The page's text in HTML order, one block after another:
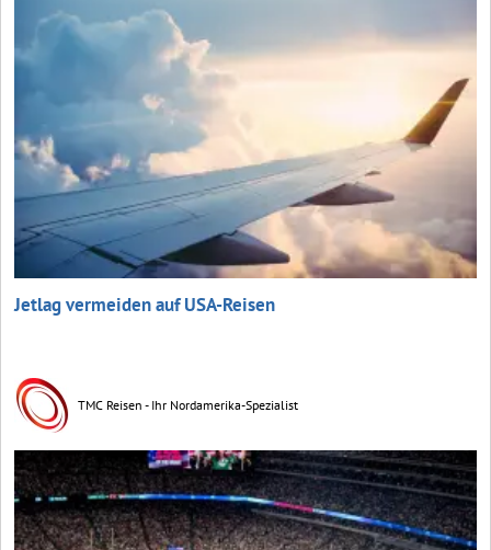
Jetlag vermeiden auf USA-Reisen
TMC Reisen - Ihr Nordamerika-Spezialist